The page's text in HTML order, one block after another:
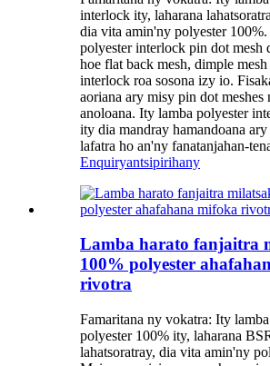
interlock ity, laharana
dia vita amin'ny polyester
polyester interlock pin dot mesh
hoe flat back mesh, dimple
interlock roa sosona izy io.
aoriana ary misy pin dot meshes
anoloana. Ity lamba polyester
ity dia mandray hamandoana
lafatra ho an'ny fanatanjahan-
Enquiryantsipirihany
Lamba harato fanjaitra
100% polyester
rivotra
Famaritana ny vokatra: Ity
polyester 100% ity, laharana
lahatsoratray, dia vita amin'ny